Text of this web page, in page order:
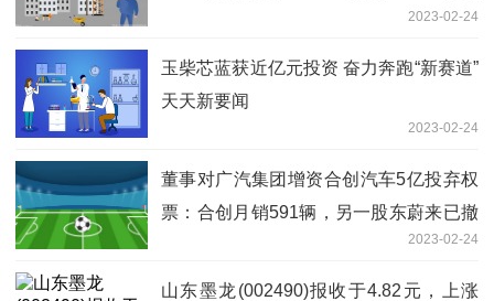
目！未来发展势头很猛！ 全球热资讯
2023-02-24
玉柴芯蓝获近亿元投资 奋力奔跑“新赛道”
天天新要闻
2023-02-24
董事对广汽集团增资合创汽车5亿投弃权
票：合创月销591辆，另一股东蔚来已撤
2023-02-24
山东墨龙(002490)报收于4.82元，上涨